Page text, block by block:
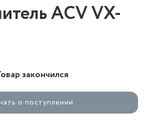
ACV VX-
закончился
о поступлении